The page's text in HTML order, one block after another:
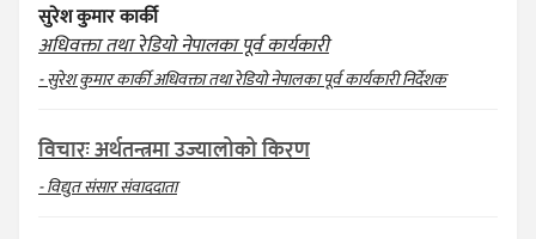
सुरेश कुमार कार्की
अधिवक्ता तथा रेडियो नेपालका पूर्व कार्यकारी
- सुरेश कुमार कार्की अधिवक्ता तथा रेडियो नेपालका पूर्व कार्यकारी निर्देशक
विचारः अर्थतन्त्रमा उज्यालोको किरण
- विद्युत संसार संवाददाता